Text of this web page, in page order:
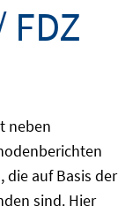
neben
die auf Basis der
sind. Hier